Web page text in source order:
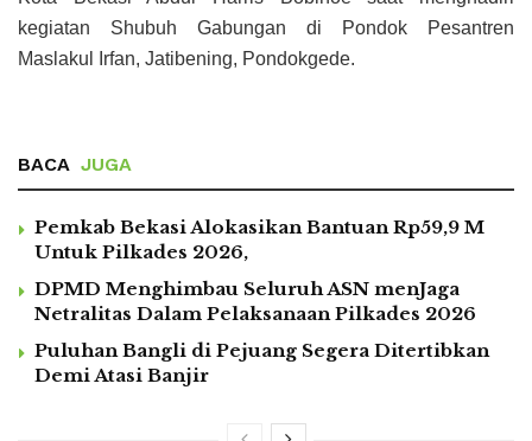
kegiatan Shubuh Gabungan di Pondok Pesantren
Maslakul Irfan, Jatibening, Pondokgede.
BACA JUGA
Pemkab Bekasi Alokasikan Bantuan Rp59,9 M
Untuk Pilkades 2026,
DPMD Menghimbau Seluruh ASN menJaga
Netralitas Dalam Pelaksanaan Pilkades 2026
Puluhan Bangli di Pejuang Segera Ditertibkan
Demi Atasi Banjir